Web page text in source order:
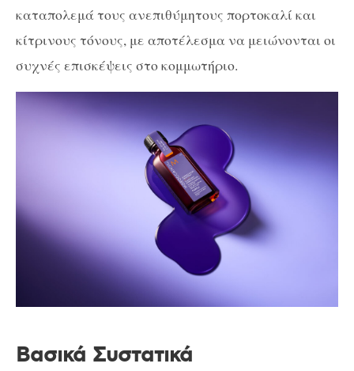
καταπολεμά τους ανεπιθύμητους πορτοκαλί και
κίτρινους τόνους, με αποτέλεσμα να μειώνονται οι
συχνές επισκέψεις στο κομμωτήριο.
Βασικά Συστατικά